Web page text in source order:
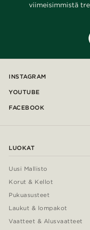
viimeisimmistä
INSTAGRAM
YOUTUBE
FACEBOOK
LUOKAT
Uusi Mallisto
Korut & Kellot
Pukuasusteet
Laukut & lompakot
Vaatteet & Alusvaatteet